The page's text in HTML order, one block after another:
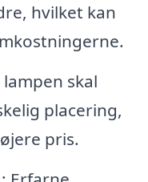
hvilket kan
skal
placering,
pris.